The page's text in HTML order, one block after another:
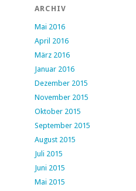
ARCHIV
Mai 2016
April 2016
März 2016
Januar 2016
Dezember 2015
November 2015
Oktober 2015
September 2015
August 2015
Juli 2015
Juni 2015
Mai 2015